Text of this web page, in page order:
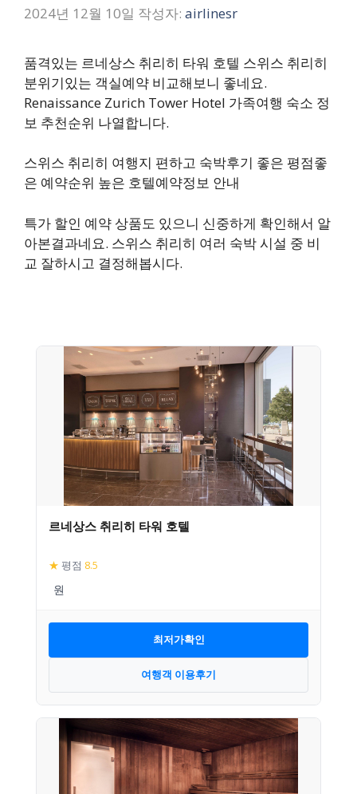
2024년 12월 10일 작성자: airlinesr
품격있는 르네상스 취리히 타워 호텔 스위스 취리히
분위기있는 객실예약 비교해보니 좋네요.
Renaissance Zurich Tower Hotel 가족여행 숙소 정
보 추천순위 나열합니다.
스위스 취리히 여행지 편하고 숙박후기 좋은 평점좋
은 예약순위 높은 호텔예약정보 안내
특가 할인 예약 상품도 있으니 신중하게 확인해서 알
아본결과네요. 스위스 취리히 여러 숙박 시설 중 비
교 잘하시고 결정해봅시다.
르네상스 취리히 타워 호텔
★ 평점 8.5
최저가확인
여행객 이용후기